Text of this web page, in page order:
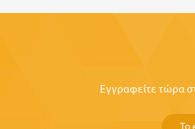
Εγγραφείτε τώρα